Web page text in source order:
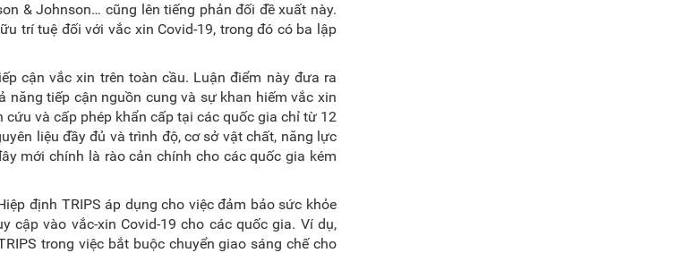
& Johnson… cũng lên tiếng phản đối đề xuất này.
trí tuệ đối với vắc xin Covid-19, trong đó có ba lập
cận vắc xin trên toàn cầu. Luận điểm này đưa ra
năng tiếp cận nguồn cung và sự khan hiếm vắc xin
và cấp phép khẩn cấp tại các quốc gia chỉ từ 12
liệu đầy đủ và trình độ, cơ sở vật chất, năng lực
mới chính là rào cản chính cho các quốc gia kém
định TRIPS áp dụng cho việc đảm bảo sức khỏe
cập vào vắc-xin Covid-19 cho các quốc gia. Ví dụ,
trong việc bắt buộc chuyển giao sáng chế cho